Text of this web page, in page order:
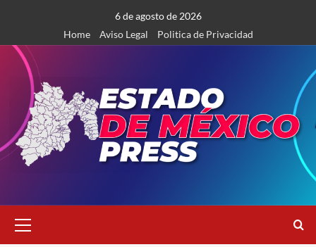
contenido
6 de agosto de 2026
Home
Aviso Legal Politica de Privacidad
primario